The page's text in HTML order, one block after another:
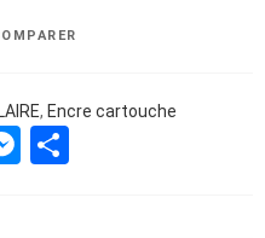
, Encre cartouche
Messenger